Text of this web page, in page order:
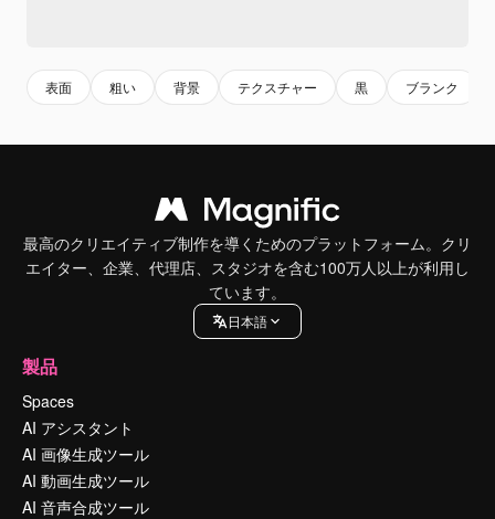
表面 粗い 背景 テクスチャー 黒 ブランク
最高のクリエイティブ制作を導くためのプラットフォーム。クリ
エイター、企業、代理店、スタジオを含む100万人以上が利用し
ています。
日本語
製品
Spaces
AI アシスタント
AI 画像生成ツール
AI 動画生成ツール
AI 音声合成ツール